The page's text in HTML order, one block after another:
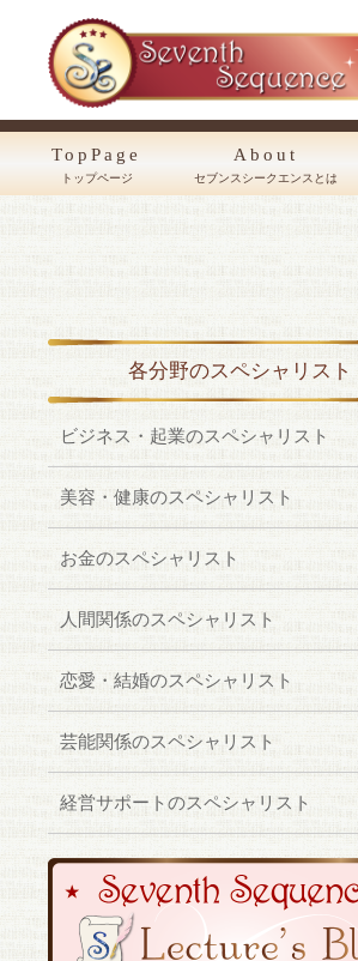
TopPage
トップページ
About
セブンスシークエンスとは
各分野のスペシャリスト
ビジネス・起業のスペシャリスト
美容・健康のスペシャリスト
お金のスペシャリスト
人間関係のスペシャリスト
恋愛・結婚のスペシャリスト
芸能関係のスペシャリスト
経営サポートのスペシャリスト